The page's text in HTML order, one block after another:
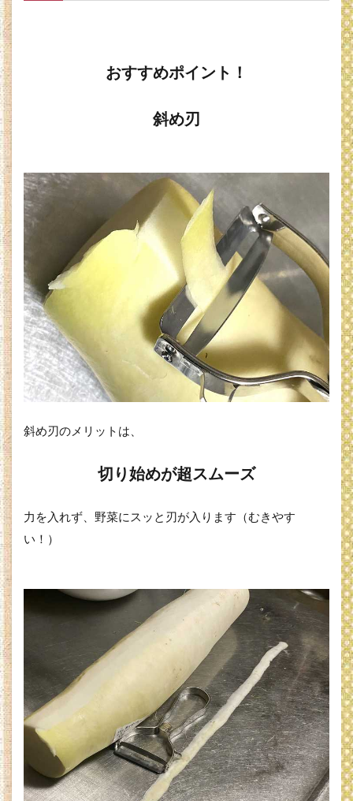
おすすめポイント！
斜め刃
斜め刃のメリットは、
切り始めが超スムーズ
力を入れず、野菜にスッと刃が入ります（むきやす
い！）